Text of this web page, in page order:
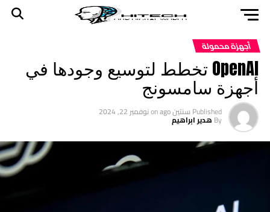
أجهزة محمولة
OpenAI تخطط لتوسيع وجودها في
أجهزة سامسونج
Published سنتين ago onنوفمبر 22, 2024
By هدير ابراهيم